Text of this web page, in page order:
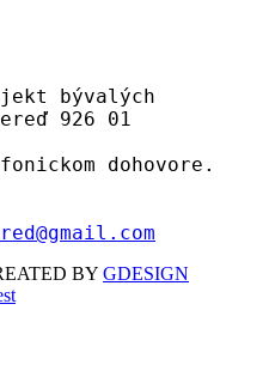
bývalých
926 01
dohovore.
BY GDESIGN